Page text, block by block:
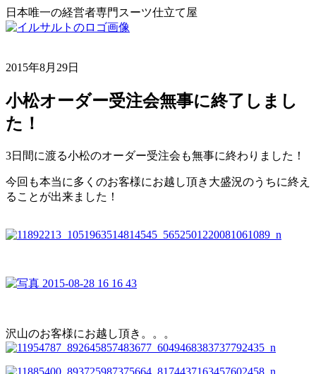
日本唯一の経営者専門スーツ仕立て屋
2015年8月29日
小松オーダー受注会無事に終了しまし
た！
3日間に渡る小松のオーダー受注会も無事に終わりました！
今回も本当に多くのお客様にお越し頂き大盛況のうちに終え
ることが出来ました！
沢山のお客様にお越し頂き。。。